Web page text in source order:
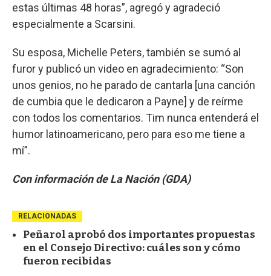
estas últimas 48 horas”, agregó y agradeció
especialmente a Scarsini.
Su esposa, Michelle Peters, también se sumó al
furor y publicó un video en agradecimiento: “Son
unos genios, no he parado de cantarla [una canción
de cumbia que le dedicaron a Payne] y de reírme
con todos los comentarios. Tim nunca entenderá el
humor latinoamericano, pero para eso me tiene a
mí”.
Con información de La Nación (GDA)
RELACIONADAS
Peñarol aprobó dos importantes propuestas
en el Consejo Directivo: cuáles son y cómo
fueron recibidas